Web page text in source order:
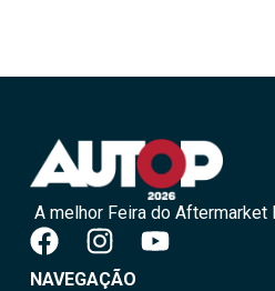
A melhor Feira do Aftermarket
NAVEGAÇÃO